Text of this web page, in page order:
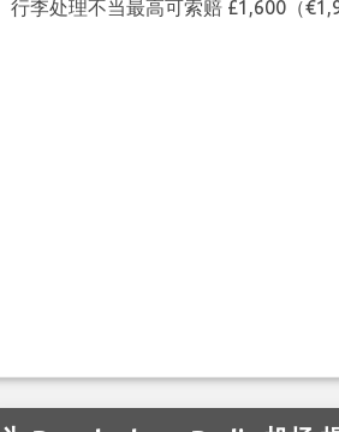
行李处理不当最高可索赔 £1,600（